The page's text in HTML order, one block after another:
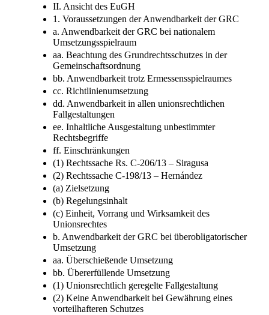
II. Ansicht des EuGH
1. Voraussetzungen der Anwendbarkeit der GRC
a. Anwendbarkeit der GRC bei nationalem
Umsetzungsspielraum
aa. Beachtung des Grundrechtsschutzes in der
Gemeinschaftsordnung
bb. Anwendbarkeit trotz Ermessensspielraumes
cc. Richtlinienumsetzung
dd. Anwendbarkeit in allen unionsrechtlichen
Fallgestaltungen
ee. Inhaltliche Ausgestaltung unbestimmter
Rechtsbegriffe
ff. Einschränkungen
(1) Rechtssache Rs. C-206/13 – Siragusa
(2) Rechtssache C-198/13 – Hernández
(a) Zielsetzung
(b) Regelungsinhalt
(c) Einheit, Vorrang und Wirksamkeit des
Unionsrechtes
b. Anwendbarkeit der GRC bei überobligatorischer
Umsetzung
aa. Überschießende Umsetzung
bb. Übererfüllende Umsetzung
(1) Unionsrechtlich geregelte Fallgestaltung
(2) Keine Anwendbarkeit bei Gewährung eines
vorteilhafteren Schutzes